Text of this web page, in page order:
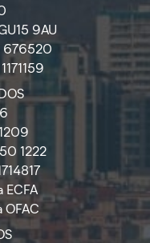
9AU
676520
1222